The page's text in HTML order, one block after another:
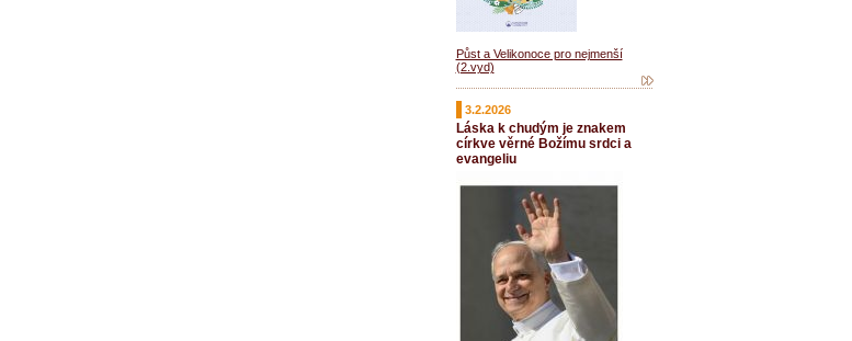
Půst a Velikonoce pro nejmenší
(2.vyd)
3.2.2026
Láska k chudým je znakem
církve věrné Božímu srdci a
evangeliu